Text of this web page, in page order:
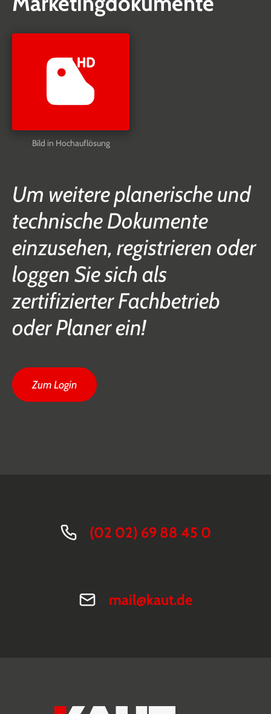
Bild in Hochauflösung
Um weitere planerische und
technische Dokumente
einzusehen, registrieren oder
loggen Sie sich als
zertifizierter Fachbetrieb
oder Planer ein!
Zum Login
(02 02) 69 88 45 0
mail@kaut.de